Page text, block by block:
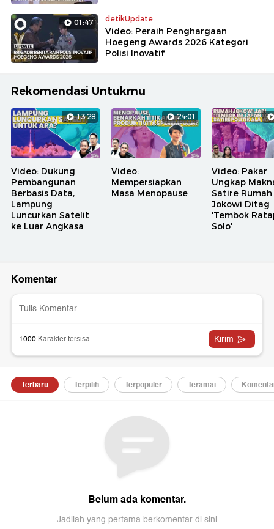
01:47 detikUpdate
Video: Peraih Penghargaan
Hoegeng Awards 2026 Kategori
Polisi Inovatif
Rekomendasi Untukmu
13:28
Video: Dukung
Pembangunan
Berbasis Data,
Lampung
Luncurkan Satelit
ke Luar Angkasa
24:01
Video:
Mempersiapkan
Masa Menopause
Video: Pakar
Ungkap
Satire Rumah
Jokowi Ditag
'Tembok
Solo'